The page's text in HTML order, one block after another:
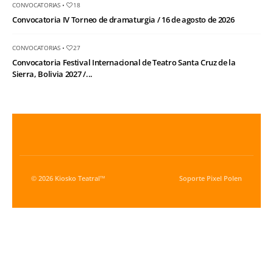
CONVOCATORIAS• 18
Convocatoria IV Torneo de dramaturgia / 16 de agosto de 2026
CONVOCATORIAS• 27
Convocatoria Festival Internacional de Teatro Santa Cruz de la
Sierra, Bolivia 2027 /...
© 2026 Kiosko Teatral™ Soporte Pixel Polen